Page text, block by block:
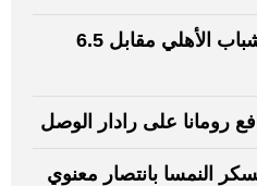
باتاتي في طريقه إلى شباب الأهلي مقابل 6.5
رومانا على رادار الوصل
النمسا بانتصار معنوي